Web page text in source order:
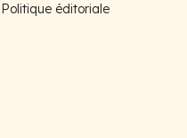
Politique éditoriale